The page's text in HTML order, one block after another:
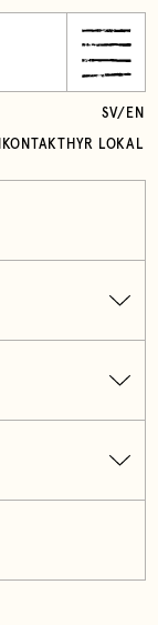
KONTAKT HYR LOKAL
SV/ EN